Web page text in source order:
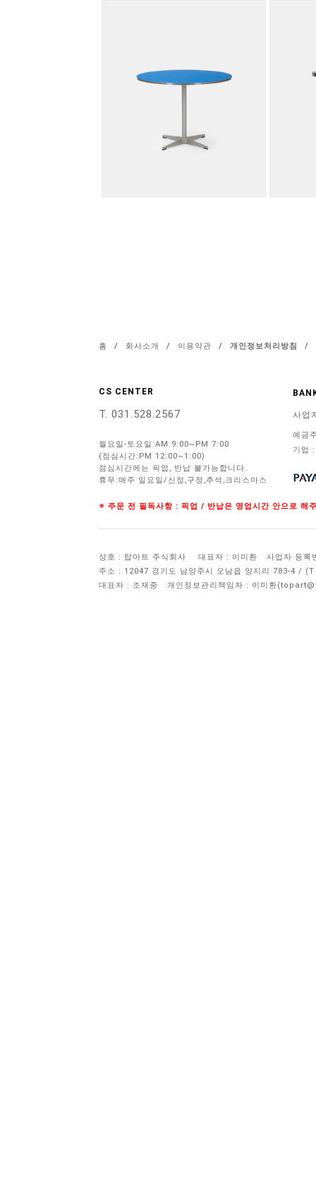
홈 / 회사소개 / 이용약관 / 개인정보처리방침 /
CS CENTER
T. 031.528.2567
월요일-토요일:AM 9:00~PM 7:00
(점심시간:PM 12:00~1:00)
점심시간에는 픽업, 반납 불가능합니다.
휴무:매주 일요일/신정,구정,추석,크리스마스
사업
예금
기업
※ 주문 전 필독사항 : 픽업 / 반납은 영업시간 안으로 해
상호 : 탑아트 주식회사 대표자 : 이미환
사업자 등록
주소 : 12047 경기도 남양주시 오남읍 양지리 783-4 /
대표자 : 조재중
개인정보관리책임자 : 이미환